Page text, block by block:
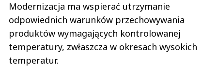
Modernizacja ma wspierać utrzymanie
odpowiednich warunków przechowywania
produktów wymagających kontrolowanej
temperatury, zwłaszcza w okresach wysokich
temperatur.